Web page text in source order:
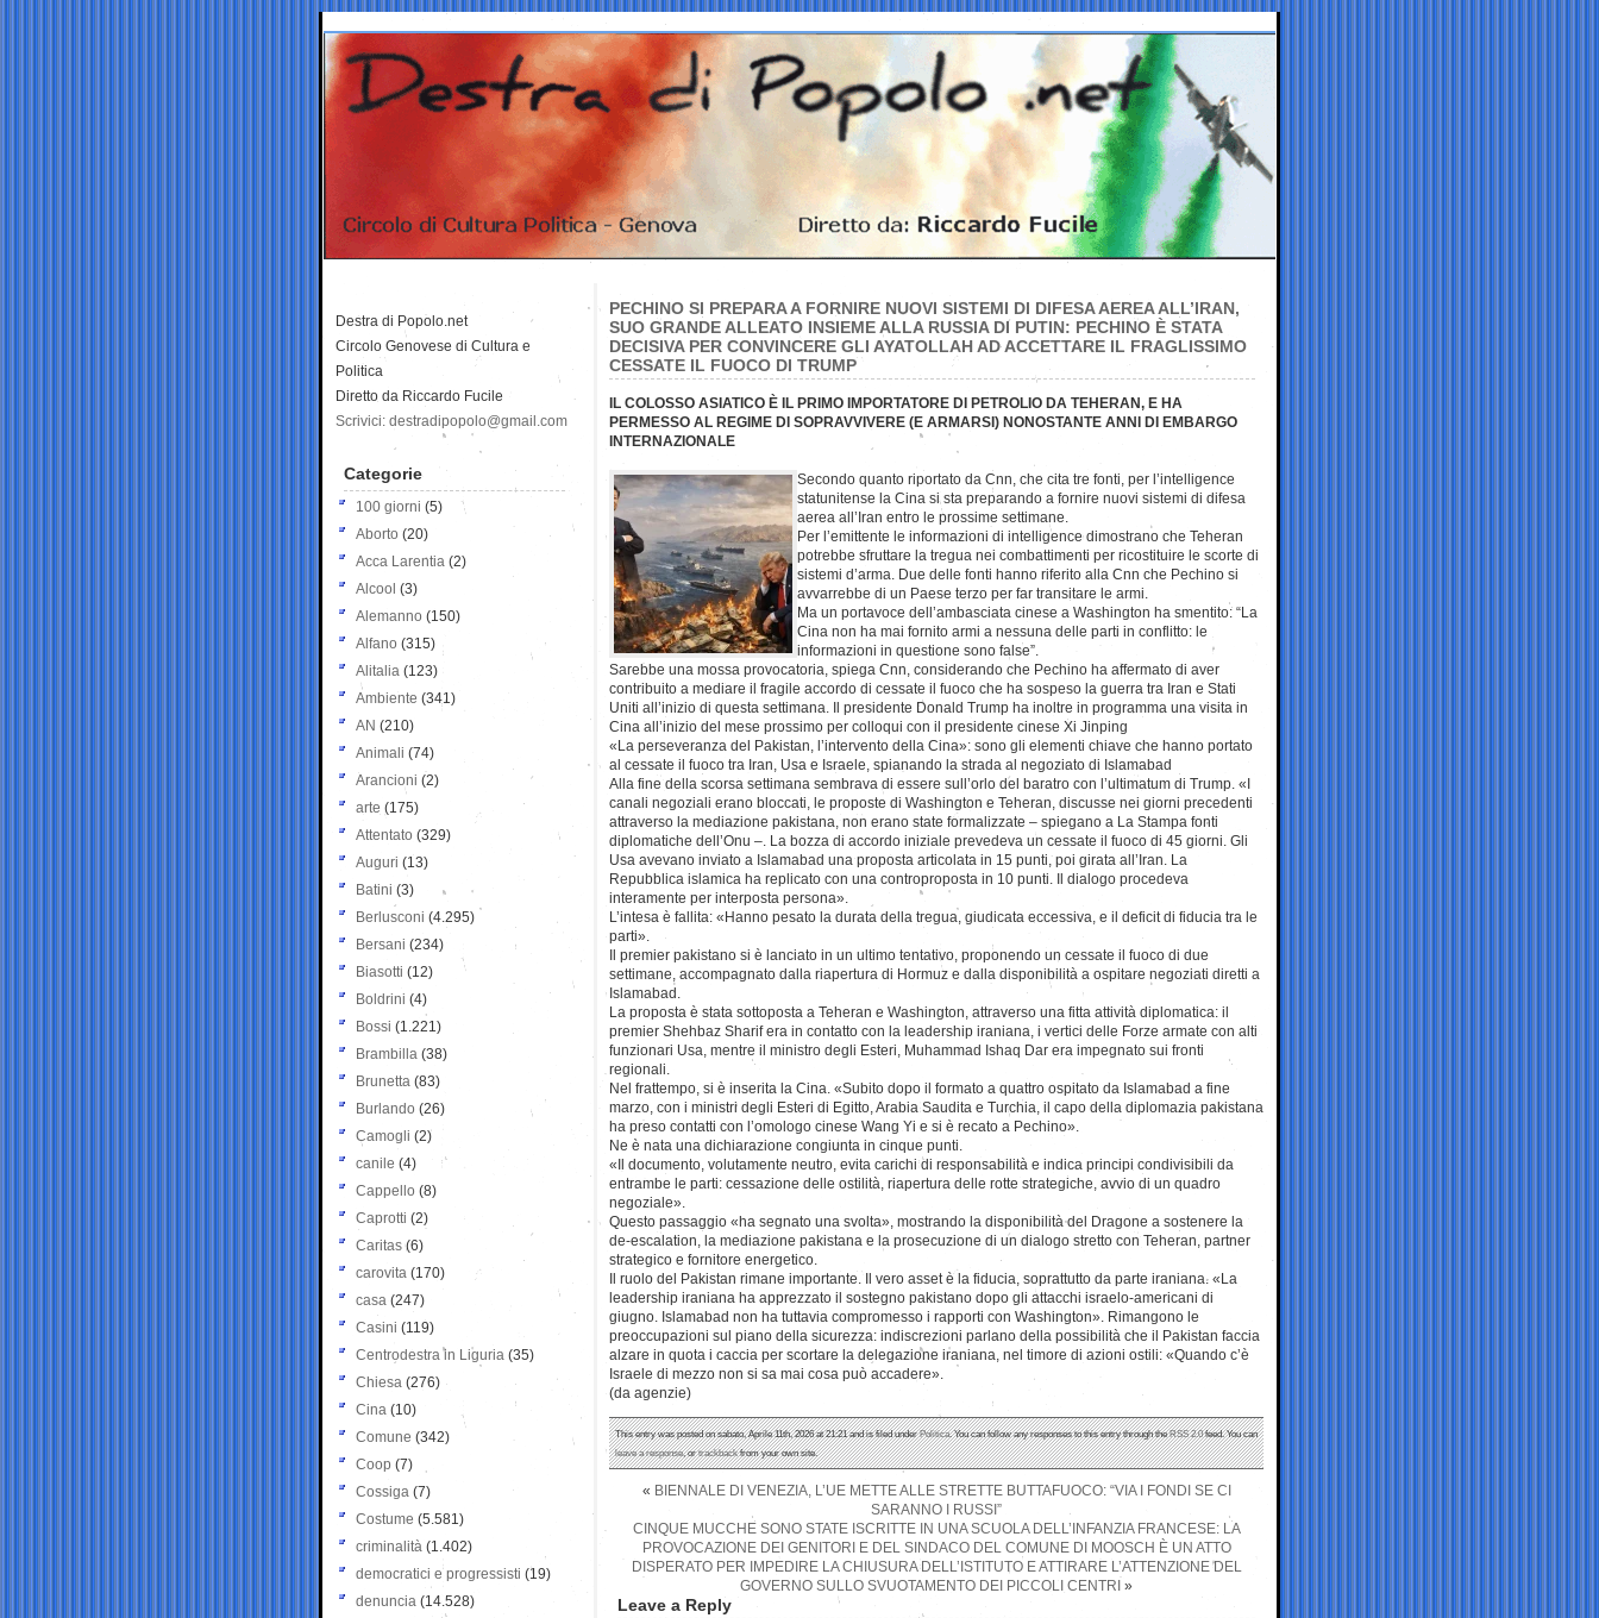
PECHINO SI PREPARA A FORNIRE NUOVI SISTEMI DI DIFESA AEREA ALL’IRAN,
SUO GRANDE ALLEATO INSIEME ALLA RUSSIA DI PUTIN: PECHINO È STATA
DECISIVA PER CONVINCERE GLI AYATOLLAH AD ACCETTARE IL FRAGLISSIMO
CESSATE IL FUOCO DI TRUMP
IL COLOSSO ASIATICO È IL PRIMO IMPORTATORE DI PETROLIO DA TEHERAN, E HA
PERMESSO AL REGIME DI SOPRAVVIVERE (E ARMARSI) NONOSTANTE ANNI DI EMBARGO
INTERNAZIONALE
Secondo quanto riportato da Cnn, che cita tre fonti, per l’intelligence
statunitense la Cina si sta preparando a fornire nuovi sistemi di difesa
aerea all’Iran entro le prossime settimane.
Per l’emittente le informazioni di intelligence dimostrano che Teheran
potrebbe sfruttare la tregua nei combattimenti per ricostituire le scorte di
sistemi d’arma. Due delle fonti hanno riferito alla Cnn che Pechino si
avvarrebbe di un Paese terzo per far transitare le armi.
Ma un portavoce dell’ambasciata cinese a Washington ha smentito: “La
Cina non ha mai fornito armi a nessuna delle parti in conflitto: le
informazioni in questione sono false”.
Sarebbe una mossa provocatoria, spiega Cnn, considerando che Pechino ha affermato di aver
contribuito a mediare il fragile accordo di cessate il fuoco che ha sospeso la guerra tra Iran e Stati
Uniti all’inizio di questa settimana. Il presidente Donald Trump ha inoltre in programma una visita in
Cina all’inizio del mese prossimo per colloqui con il presidente cinese Xi Jinping
«La perseveranza del Pakistan, l’intervento della Cina»: sono gli elementi chiave che hanno portato
al cessate il fuoco tra Iran, Usa e Israele, spianando la strada al negoziato di Islamabad
Alla fine della scorsa settimana sembrava di essere sull’orlo del baratro con l’ultimatum di Trump. «I
canali negoziali erano bloccati, le proposte di Washington e Teheran, discusse nei giorni precedenti
attraverso la mediazione pakistana, non erano state formalizzate – spiegano a La Stampa fonti
diplomatiche dell’Onu –. La bozza di accordo iniziale prevedeva un cessate il fuoco di 45 giorni. Gli
Usa avevano inviato a Islamabad una proposta articolata in 15 punti, poi girata all’Iran. La
Repubblica islamica ha replicato con una controproposta in 10 punti. Il dialogo procedeva
interamente per interposta persona».
L’intesa è fallita: «Hanno pesato la durata della tregua, giudicata eccessiva, e il deficit di fiducia tra le
parti».
Il premier pakistano si è lanciato in un ultimo tentativo, proponendo un cessate il fuoco di due
settimane, accompagnato dalla riapertura di Hormuz e dalla disponibilità a ospitare negoziati diretti a
Islamabad.
La proposta è stata sottoposta a Teheran e Washington, attraverso una fitta attività diplomatica: il
premier Shehbaz Sharif era in contatto con la leadership iraniana, i vertici delle Forze armate con alti
funzionari Usa, mentre il ministro degli Esteri, Muhammad Ishaq Dar era impegnato sui fronti
regionali.
Nel frattempo, si è inserita la Cina. «Subito dopo il formato a quattro ospitato da Islamabad a fine
marzo, con i ministri degli Esteri di Egitto, Arabia Saudita e Turchia, il capo della diplomazia pakistana
ha preso contatti con l’omologo cinese Wang Yi e si è recato a Pechino».
Ne è nata una dichiarazione congiunta in cinque punti.
«Il documento, volutamente neutro, evita carichi di responsabilità e indica principi condivisibili da
entrambe le parti: cessazione delle ostilità, riapertura delle rotte strategiche, avvio di un quadro
negoziale».
Questo passaggio «ha segnato una svolta», mostrando la disponibilità del Dragone a sostenere la
de-escalation, la mediazione pakistana e la prosecuzione di un dialogo stretto con Teheran, partner
strategico e fornitore energetico.
Il ruolo del Pakistan rimane importante. Il vero asset è la fiducia, soprattutto da parte iraniana. «La
leadership iraniana ha apprezzato il sostegno pakistano dopo gli attacchi israelo-americani di
giugno. Islamabad non ha tuttavia compromesso i rapporti con Washington». Rimangono le
preoccupazioni sul piano della sicurezza: indiscrezioni parlano della possibilità che il Pakistan faccia
alzare in quota i caccia per scortare la delegazione iraniana, nel timore di azioni ostili: «Quando c’è
Israele di mezzo non si sa mai cosa può accadere».
(da agenzie)
This entry was posted on sabato, Aprile 11th, 2026 at 21:21 and is filed underPolitica. You can follow any responses to this entry through theRSS 2.0feed. You can
leave a response, ortrackbackfrom your own site.
« BIENNALE DI VENEZIA, L’UE METTE ALLE STRETTE BUTTAFUOCO: “VIA I FONDI SE CI
SARANNO I RUSSI”
CINQUE MUCCHE SONO STATE ISCRITTE IN UNA SCUOLA DELL’INFANZIA FRANCESE: LA
PROVOCAZIONE DEI GENITORI E DEL SINDACO DEL COMUNE DI MOOSCH È UN ATTO
DISPERATO PER IMPEDIRE LA CHIUSURA DELL’ISTITUTO E ATTIRARE L’ATTENZIONE DEL
GOVERNO SULLO SVUOTAMENTO DEI PICCOLI CENTRI »
Leave a Reply
Destra di Popolo.net
Circolo Genovese di Cultura e
Politica
Diretto da Riccardo Fucile
Scrivici: destradipopolo@gmail.com
Categorie
100 giorni (5)
Aborto (20)
Acca Larentia (2)
Alcool (3)
Alemanno (150)
Alfano (315)
Alitalia (123)
Ambiente (341)
AN (210)
Animali (74)
Arancioni (2)
arte (175)
Attentato (329)
Auguri (13)
Batini (3)
Berlusconi (4.295)
Bersani (234)
Biasotti (12)
Boldrini (4)
Bossi (1.221)
Brambilla (38)
Brunetta (83)
Burlando (26)
Camogli (2)
canile (4)
Cappello (8)
Caprotti (2)
Caritas (6)
carovita (170)
casa (247)
Casini (119)
Centrodestra in Liguria (35)
Chiesa (276)
Cina (10)
Comune (342)
Coop (7)
Cossiga (7)
Costume (5.581)
criminalità (1.402)
democratici e progressisti (19)
denuncia (14.528)